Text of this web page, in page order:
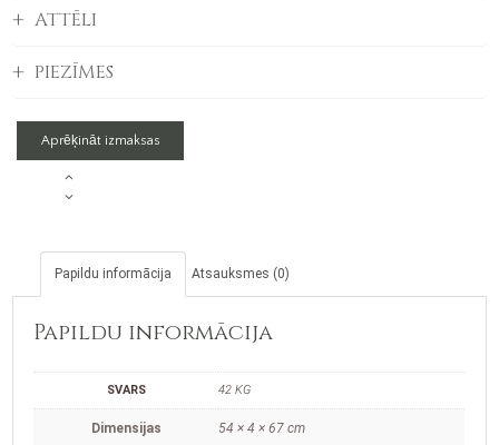
ATTĒLI
PIEZĪMES
Aprēķināt izmaksas
daudzums
Papildu informācija Atsauksmes (0)
Papildu informācija
SVARS 42 KG
Dimensijas 54 × 4 × 67 cm